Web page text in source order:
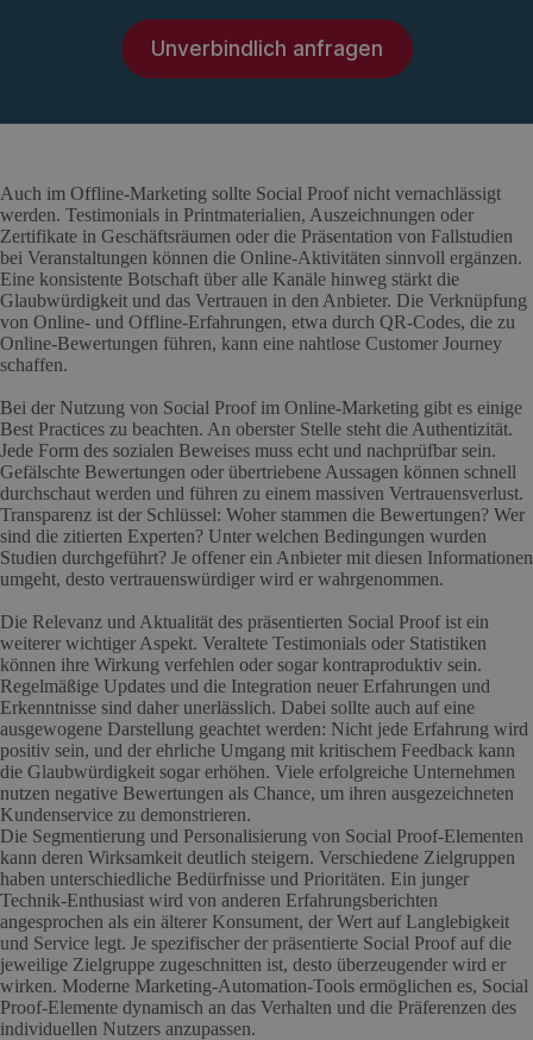
Unverbindlich anfragen
Auch im Offline-Marketing sollte Social Proof nicht vernachlässigt
werden. Testimonials in Printmaterialien, Auszeichnungen oder
Zertifikate in Geschäftsräumen oder die Präsentation von Fallstudien
bei Veranstaltungen können die Online-Aktivitäten sinnvoll ergänzen.
Eine konsistente Botschaft über alle Kanäle hinweg stärkt die
Glaubwürdigkeit und das Vertrauen in den Anbieter. Die Verknüpfung
von Online- und Offline-Erfahrungen, etwa durch QR-Codes, die zu
Online-Bewertungen führen, kann eine nahtlose Customer Journey
schaffen.
Bei der Nutzung von Social Proof im Online-Marketing gibt es einige
Best Practices zu beachten. An oberster Stelle steht die Authentizität.
Jede Form des sozialen Beweises muss echt und nachprüfbar sein.
Gefälschte Bewertungen oder übertriebene Aussagen können schnell
durchschaut werden und führen zu einem massiven Vertrauensverlust.
Transparenz ist der Schlüssel: Woher stammen die Bewertungen? Wer
sind die zitierten Experten? Unter welchen Bedingungen wurden
Studien durchgeführt? Je offener ein Anbieter mit diesen Informationen
umgeht, desto vertrauenswürdiger wird er wahrgenommen.
Die Relevanz und Aktualität des präsentierten Social Proof ist ein
weiterer wichtiger Aspekt. Veraltete Testimonials oder Statistiken
können ihre Wirkung verfehlen oder sogar kontraproduktiv sein.
Regelmäßige Updates und die Integration neuer Erfahrungen und
Erkenntnisse sind daher unerlässlich. Dabei sollte auch auf eine
ausgewogene Darstellung geachtet werden: Nicht jede Erfahrung wird
positiv sein, und der ehrliche Umgang mit kritischem Feedback kann
die Glaubwürdigkeit sogar erhöhen. Viele erfolgreiche Unternehmen
nutzen negative Bewertungen als Chance, um ihren ausgezeichneten
Kundenservice zu demonstrieren.
Die Segmentierung und Personalisierung von Social Proof-Elementen
kann deren Wirksamkeit deutlich steigern. Verschiedene Zielgruppen
haben unterschiedliche Bedürfnisse und Prioritäten. Ein junger
Technik-Enthusiast wird von anderen Erfahrungsberichten
angesprochen als ein älterer Konsument, der Wert auf Langlebigkeit
und Service legt. Je spezifischer der präsentierte Social Proof auf die
jeweilige Zielgruppe zugeschnitten ist, desto überzeugender wird er
wirken. Moderne Marketing-Automation-Tools ermöglichen es, Social
Proof-Elemente dynamisch an das Verhalten und die Präferenzen des
individuellen Nutzers anzupassen.